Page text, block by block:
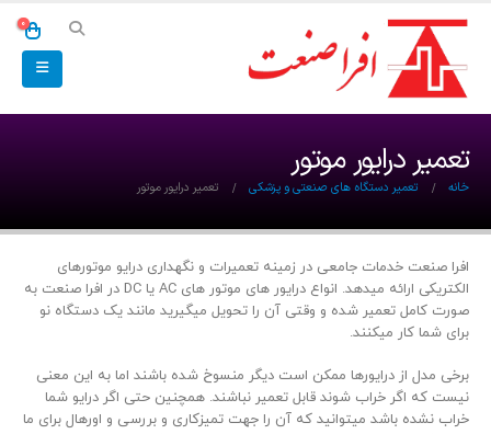
0
تعمیر درایور موتور
خانه تعمیر دستگاه های صنعتی و پزشکی تعمیر درایور موتور
افرا صنعت خدمات جامعی در زمینه تعمیرات و نگهداری درایو موتورهای
الکتریکی ارائه میدهد. انواع درایور های موتور های AC یا DC در افرا صنعت به
صورت کامل تعمیر شده و وقتی آن را تحویل میگیرید مانند یک دستگاه نو
برای شما کار میکنند.
برخی مدل از درایورها ممکن است دیگر منسوخ شده باشند اما به این معنی
نیست که اگر خراب شوند قابل تعمیر نباشند. همچنین حتی اگر درایو شما
خراب نشده باشد میتوانید که آن را جهت تمیزکاری و بررسی و اورهال برای ما